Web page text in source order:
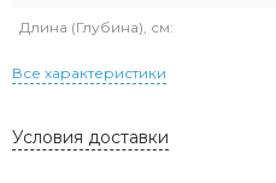
Длина (Глубина), см:
Все характеристики
Условия доставки